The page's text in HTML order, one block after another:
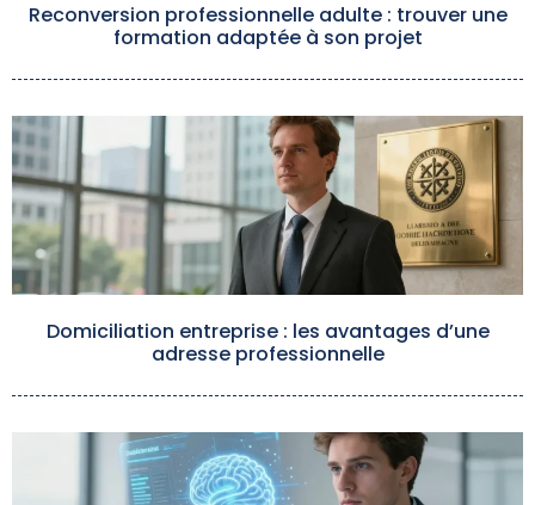
Reconversion professionnelle adulte : trouver une
formation adaptée à son projet
Domiciliation entreprise : les avantages d’une
adresse professionnelle